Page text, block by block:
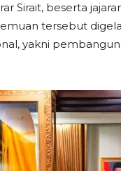
Sirait, beserta
tersebut
yakni